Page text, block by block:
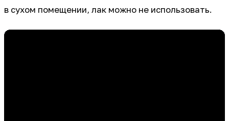
в сухом помещении, лак можно не использовать.